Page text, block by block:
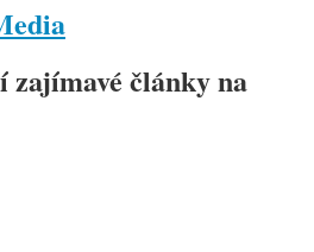
zajímavé články na